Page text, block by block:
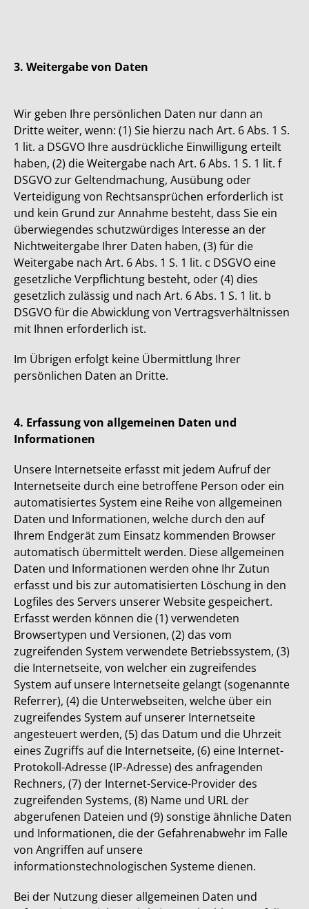
3. Weitergabe von Daten
Wir geben Ihre persönlichen Daten nur dann an
Dritte weiter, wenn: (1) Sie hierzu nach Art. 6 Abs. 1 S.
1 lit. a DSGVO Ihre ausdrückliche Einwilligung erteilt
haben, (2) die Weitergabe nach Art. 6 Abs. 1 S. 1 lit. f
DSGVO zur Geltendmachung, Ausübung oder
Verteidigung von Rechtsansprüchen erforderlich ist
und kein Grund zur Annahme besteht, dass Sie ein
überwiegendes schutzwürdiges Interesse an der
Nichtweitergabe Ihrer Daten haben, (3) für die
Weitergabe nach Art. 6 Abs. 1 S. 1 lit. c DSGVO eine
gesetzliche Verpflichtung besteht, oder (4) dies
gesetzlich zulässig und nach Art. 6 Abs. 1 S. 1 lit. b
DSGVO für die Abwicklung von Vertragsverhältnissen
mit Ihnen erforderlich ist.
Im Übrigen erfolgt keine Übermittlung Ihrer
persönlichen Daten an Dritte.
4. Erfassung von allgemeinen Daten und
Informationen
Unsere Internetseite erfasst mit jedem Aufruf der
Internetseite durch eine betroffene Person oder ein
automatisiertes System eine Reihe von allgemeinen
Daten und Informationen, welche durch den auf
Ihrem Endgerät zum Einsatz kommenden Browser
automatisch übermittelt werden. Diese allgemeinen
Daten und Informationen werden ohne Ihr Zutun
erfasst und bis zur automatisierten Löschung in den
Logfiles des Servers unserer Website gespeichert.
Erfasst werden können die (1) verwendeten
Browsertypen und Versionen, (2) das vom
zugreifenden System verwendete Betriebssystem, (3)
die Internetseite, von welcher ein zugreifendes
System auf unsere Internetseite gelangt (sogenannte
Referrer), (4) die Unterwebseiten, welche über ein
zugreifendes System auf unserer Internetseite
angesteuert werden, (5) das Datum und die Uhrzeit
eines Zugriffs auf die Internetseite, (6) eine Internet-
Protokoll-Adresse (IP-Adresse) des anfragenden
Rechners, (7) der Internet-Service-Provider des
zugreifenden Systems, (8) Name und URL der
abgerufenen Dateien und (9) sonstige ähnliche Daten
und Informationen, die der Gefahrenabwehr im Falle
von Angriffen auf unsere
informationstechnologischen Systeme dienen.
Bei der Nutzung dieser allgemeinen Daten und